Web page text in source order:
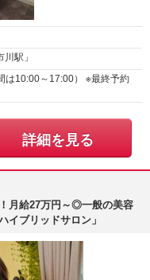
駅」
～17:00） ※最終予約
詳細を見る
月給27万円～◎一般の美容
イブリッドサロン」